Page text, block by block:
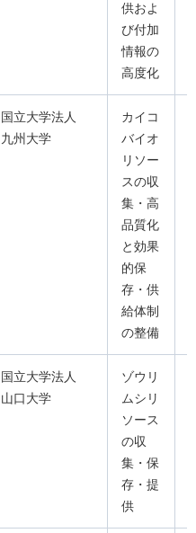
供およ
び付加
情報の
高度化
国立大学法人
九州大学
カイコ
バイオ
リソー
スの収
集・高
品質化
と効果
的保
存・供
給体制
の整備
国立大学法人
山口大学
ゾウリ
ムシリ
ソース
の収
集・保
存・提
供